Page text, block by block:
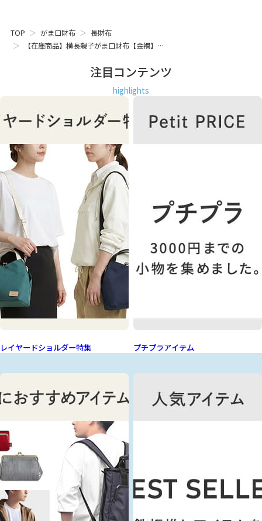
TOP がま口財布
長財布
【在庫商品】横長親子がま口財布【金襴】…
注目コンテンツ
highlights
レイヤードショルダー特集 プチプラアイテム